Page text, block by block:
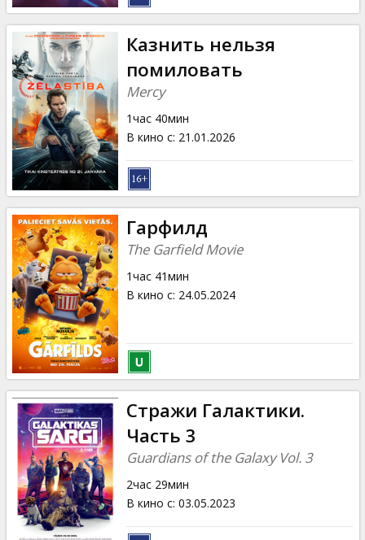
Клуб
Казнить нельзя
помиловать
Mercy
1час 40мин
В кино с: 21.01.2026
Гарфилд
The Garfield Movie
1час 41мин
В кино с: 24.05.2024
Стражи Галактики.
Часть 3
Guardians of the Galaxy Vol. 3
2час 29мин
В кино с: 03.05.2023